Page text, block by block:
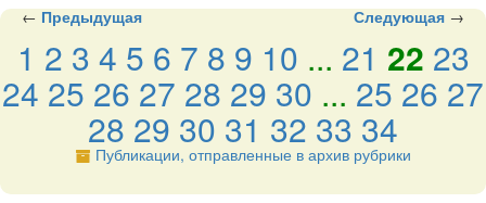
← Предыдущая Следующая →
1 2 3 4 5 6 7 8 9 10 ... 21 22 23
24 25 26 27 28 29 30 ... 25 26 27
28 29 30 31 32 33 34
Публикации, отправленные в архив рубрики